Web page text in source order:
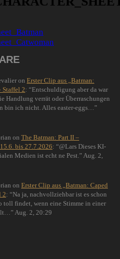
on Erster Clip aus „Batman:
Staffel 2: “Entschuldigung aber da war
Handlung verrät oder Überraschungen
bin ich nicht. Alles easter-eggs… ”
on The Batman: Part II –
bis 27.7.2026: “@Lars Dieses KI-
Medien ist echt ne Pest. ” Aug. 2,
on Erster Clip aus „Batman: Caped
2: “Na ja, nachvollziehbar ist es schon
toll findet, wenn eine Stimme in einer
” Aug. 2, 20:29